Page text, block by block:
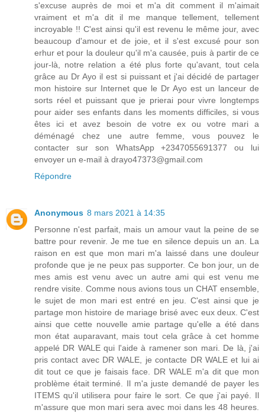
s'excuse auprès de moi et m'a dit comment il m'aimait
vraiment et m'a dit il me manque tellement, tellement
incroyable !! C'est ainsi qu'il est revenu le même jour, avec
beaucoup d'amour et de joie, et il s'est excusé pour son
erhur et pour la douleur qu'il m'a causée, puis à partir de ce
jour-là, notre relation a été plus forte qu'avant, tout cela
grâce au Dr Ayo il est si puissant et j'ai décidé de partager
mon histoire sur Internet que le Dr Ayo est un lanceur de
sorts réel et puissant que je prierai pour vivre longtemps
pour aider ses enfants dans les moments difficiles, si vous
êtes ici et avez besoin de votre ex ou votre mari a
déménagé chez une autre femme, vous pouvez le
contacter sur son WhatsApp +2347055691377 ou lui
envoyer un e-mail à drayo47373@gmail.com
Répondre
Anonymous 8 mars 2021 à 14:35
Personne n'est parfait, mais un amour vaut la peine de se
battre pour revenir. Je me tue en silence depuis un an. La
raison en est que mon mari m'a laissé dans une douleur
profonde que je ne peux pas supporter. Ce bon jour, un de
mes amis est venu avec un autre ami qui est venu me
rendre visite. Comme nous avions tous un CHAT ensemble,
le sujet de mon mari est entré en jeu. C'est ainsi que je
partage mon histoire de mariage brisé avec eux deux. C'est
ainsi que cette nouvelle amie partage qu'elle a été dans
mon état auparavant, mais tout cela grâce à cet homme
appelé DR WALE qui l'aide à ramener son mari. De là, j'ai
pris contact avec DR WALE, je contacte DR WALE et lui ai
dit tout ce que je faisais face. DR WALE m'a dit que mon
problème était terminé. Il m'a juste demandé de payer les
ITEMS qu'il utilisera pour faire le sort. Ce que j'ai payé. Il
m'assure que mon mari sera avec moi dans les 48 heures.